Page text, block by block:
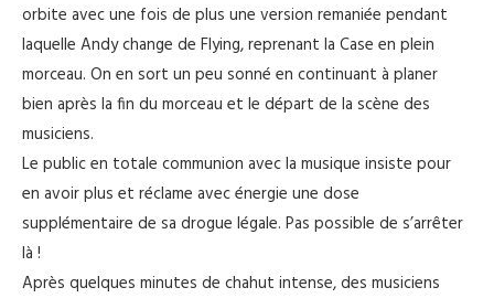
orbite avec une fois de plus une version remaniée pendant
laquelle Andy change de Flying, reprenant la Case en plein
morceau. On en sort un peu sonné en continuant à planer
bien après la fin du morceau et le départ de la scène des
musiciens.
Le public en totale communion avec la musique insiste pour
en avoir plus et réclame avec énergie une dose
supplémentaire de sa drogue légale. Pas possible de s’arrêter
là !
Après quelques minutes de chahut intense, des musiciens